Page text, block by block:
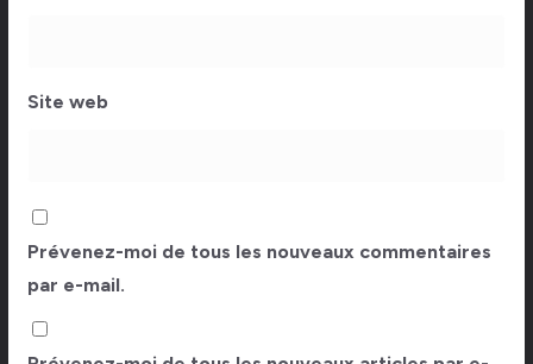
Site web
Prévenez-moi de tous les nouveaux commentaires
par e-mail.